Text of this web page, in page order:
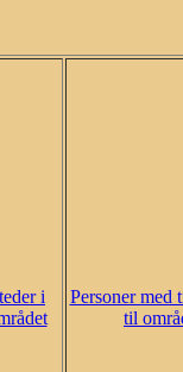
i
Personer med
til